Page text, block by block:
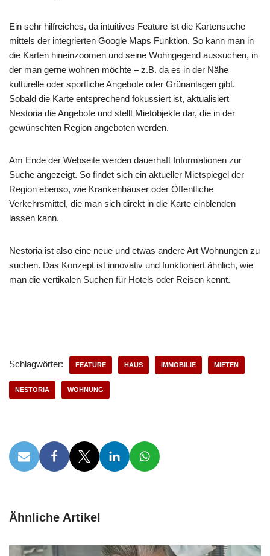
Ein sehr hilfreiches, da intuitives Feature ist die Kartensuche
mittels der integrierten Google Maps Funktion. So kann man in
die Karten hineinzoomen und seine Wohngegend aussuchen, in
der man gerne wohnen möchte – z.B. da es in der Nähe
kulturelle oder sportliche Angebote oder Grünanlagen gibt.
Sobald die Karte entsprechend fokussiert ist, aktualisiert
Nestoria die Angebote und stellt Mietobjekte dar, die in der
gewünschten Region angeboten werden.
Am Ende der Webseite werden dauerhaft Informationen zur
Suche angezeigt. So findet sich ein aktueller Mietspiegel der
Region ebenso, wie Krankenhäuser oder Öffentliche
Verkehrsmittel, die man sich direkt in die Karte einblenden
lassen kann.
Nestoria ist also eine neue und etwas andere Art Wohnungen zu
suchen. Das Konzept ist innovativ und funktioniert ähnlich, wie
man die vertikalen Suchen für Hotels oder Reisen kennt.
Schlagwörter: FEATURE HAUS IMMOBILIE MIETEN
NESTORIA WOHNUNG
Ähnliche Artikel